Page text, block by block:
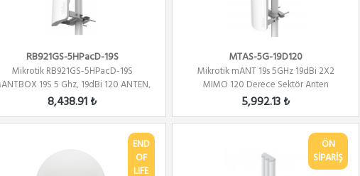
RB921GS-5HPacD-19S
Mikrotik RB921GS-5HPacD-19S
19S 5 Ghz, 19dBi 120 ANTEN,
80...
8,438.91 ₺
MTAS-5G-19D120
Mikrotik mANT 19s 5GHz 19dBi 2X2
MIMO 120 Derece Sektör Anten
5,992.13 ₺
END
OF
LIFE
ÖN
SİPARİŞ